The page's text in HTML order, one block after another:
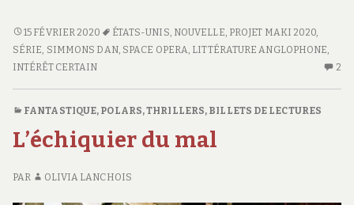
LES
ORPHELINS
DE
15 FÉVRIER 2020 ÉTATS-UNIS, NOUVELLE, PROJET MAKI 2020,
SÉRIE, SIMMONS DAN, SPACE OPERA, LITTÉRATURE ANGLOPHONE,
INTÉRÊT CERTAIN
2
FANTASTIQUE, POLARS, THRILLERS, BILLETS DE LECTURES
L’échiquier du mal
PAR OLIVIA LANCHOIS